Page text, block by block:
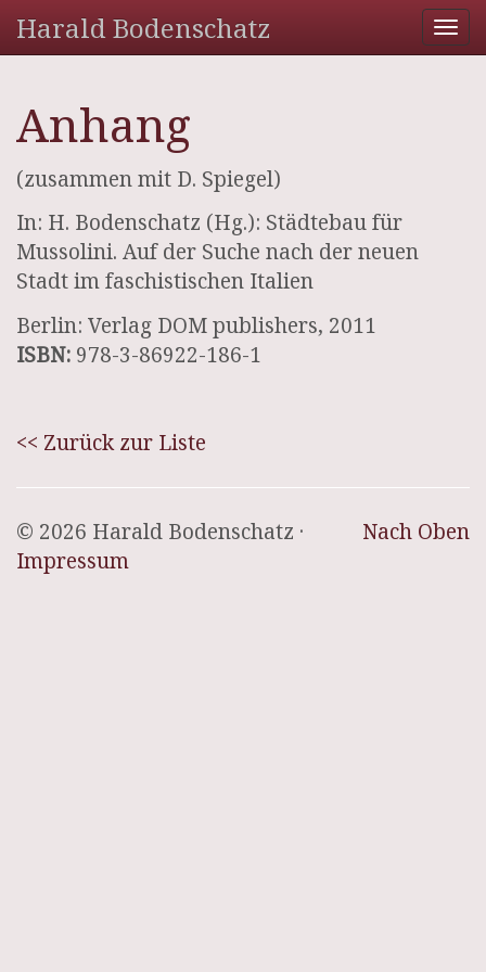
Harald Bodenschatz
Anhang
(zusammen mit D. Spiegel)
In: H. Bodenschatz (Hg.): Städtebau für
Mussolini. Auf der Suche nach der neuen
Stadt im faschistischen Italien
Berlin: Verlag DOM publishers, 2011
ISBN: 978-3-86922-186-1
<< Zurück zur Liste
Nach Oben
© 2026 Harald Bodenschatz ·
Impressum